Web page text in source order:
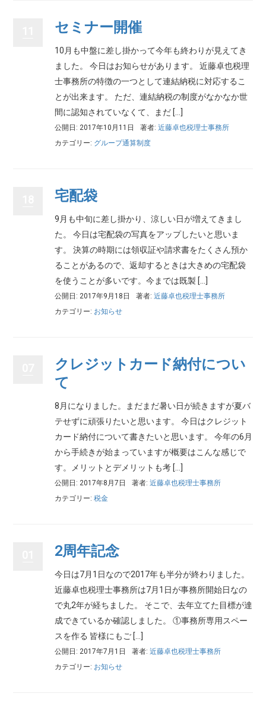
セミナー開催
10月も中盤に差し掛かって今年も終わりが見えてき
ました。 今日はお知らせがあります。 近藤卓也税理
士事務所の特徴の一つとして連結納税に対応するこ
とが出来ます。 ただ、連結納税の制度がなかなか世
間に認知されていなくて、まだ […]
公開日: 2017年10月11日 著者:近藤卓也税理士事務所
カテゴリー: グループ通算制度
宅配袋
9月も中旬に差し掛かり、涼しい日が増えてきまし
た。 今日は宅配袋の写真をアップしたいと思いま
す。 決算の時期には領収証や請求書をたくさん預か
ることがあるので、返却するときは大きめの宅配袋
を使うことが多いです。今までは既製 […]
公開日: 2017年9月18日 著者:近藤卓也税理士事務所
カテゴリー: お知らせ
クレジットカード納付につい
て
8月になりました。まだまだ暑い日が続きますが夏バ
テせずに頑張りたいと思います。 今日はクレジット
カード納付について書きたいと思います。 今年の6月
から手続きが始まっていますが概要はこんな感じで
す。メリットとデメリットも考 […]
公開日: 2017年8月7日 著者:近藤卓也税理士事務所
カテゴリー:税金
2周年記念
今日は7月1日なので2017年も半分が終わりました。
近藤卓也税理士事務所は7月1日が事務所開始日なの
で丸2年が経ちました。 そこで、去年立てた目標が達
成できているか確認しました。 ①事務所専用スペー
スを作る 皆様にもご […]
公開日: 2017年7月1日 著者:近藤卓也税理士事務所
カテゴリー: お知らせ